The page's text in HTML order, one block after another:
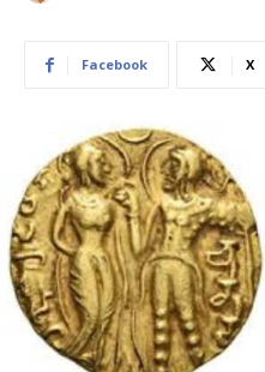
Facebook X